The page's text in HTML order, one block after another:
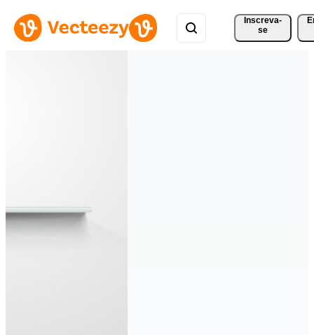
Inscreva-
se